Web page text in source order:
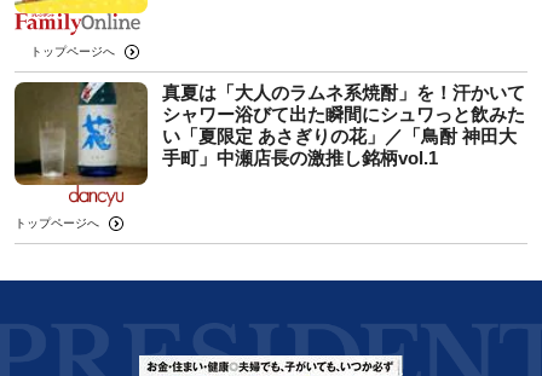
トップページへ
真夏は「大人のラムネ系焼酎」を！汗かいて
シャワー浴びて出た瞬間にシュワっと飲みた
い「夏限定 あさぎりの花」／「鳥酎 神田大
手町」中瀬店長の激推し銘柄vol.1
トップページへ